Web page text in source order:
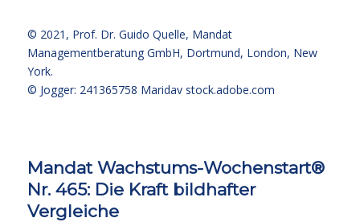
© 2021, Prof. Dr. Guido Quelle, Mandat
Managementberatung GmbH, Dortmund, London, New
York.
© Jogger: 241365758 Maridav stock.adobe.com
Mandat Wachstums-Wochenstart®
Nr. 465: Die Kraft bildhafter
Vergleiche